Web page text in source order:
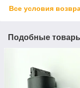
Все условия
Подобные